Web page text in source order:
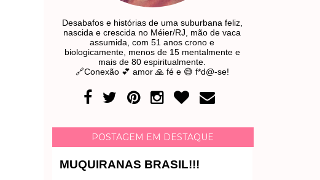
Desabafos e histórias de uma suburbana feliz,
nascida e crescida no Méier/RJ, mão de vaca
assumida, com 51 anos crono e
biologicamente, menos de 15 mentalmente e
mais de 80 espiritualmente.
🔗Conexão 💕 amor 🙏 fé e 😅 f*d@-se!
POSTAGEM EM DESTAQUE
MUQUIRANAS BRASIL!!!